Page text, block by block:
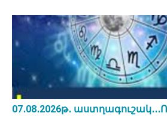
07․08․2026թ․